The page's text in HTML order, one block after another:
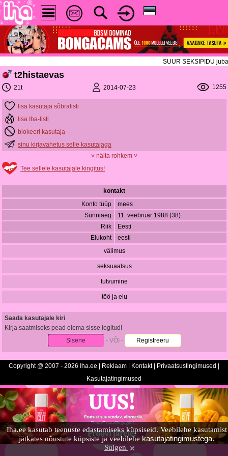
Iha.ee kasutab teenuste edastamiseks küpsiseid. Veebilehe kasutamist
jätkates nõustute küpsiste ja veebilehe kasutajatingimustega.
Sulgen
SUUR SEKSIPIDU
t2histaevas
21t 2014-07-23 1255
lisa kasutaja sõbralisti
lisa Iha-listi
blokeeri kasutaja
sinu kirjavahetus selle kasutajaga
˅ näita rohkem ˅
Tee sellele kasutajale kingitus!
kontakt
Konto tüüp
mees
Sünniaeg
11. veebruar 1988 (38)
Riik
Eesti
Elukoht
eesti
välimus
seksuaalsus
tutvumine
töö ja elu
Saada kasutajale kiri
Kirja saatmiseks pead olema sisse logitud!
Sisene
- VÕI - Registreeru
Copyright @ 2007 - 2026 Iha.ee | Reklaam Kontakt| Privaatsustingimused
Kasutajatingimused